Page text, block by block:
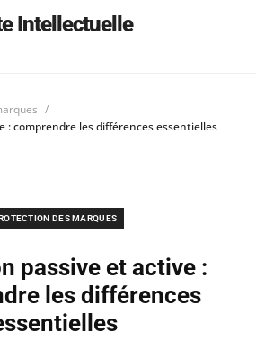
Intellectuelle
: comprendre les différences essentielles
DES MARQUES
passive et active :
les différences